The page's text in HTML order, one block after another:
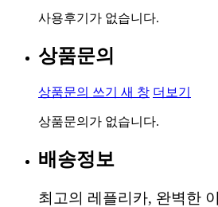
사용후기가 없습니다.
상품문의
상품문의 쓰기 새 창 더보기
상품문의가 없습니다.
배송정보
최고의 레플리카, 완벽한